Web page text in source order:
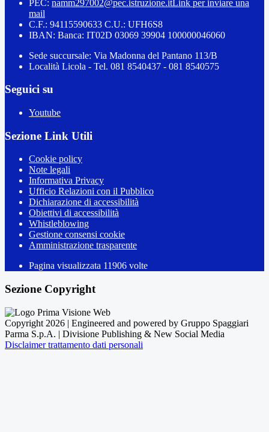
PEC: namm297002@pec.istruzione.itLink per inviare una
mail
C.F.: 94115590633 C.U.: UFH6S8
IBAN: Banca: IT02D 03069 39904 100000046060
Sede succursale: Via Madonna del Pantano 113/B
Località Licola - Tel. 081 8540437 - 081 8540575
Seguici su
Youtube
Sezione Link Utili
Cookie policy
Note legali
Informativa Privacy
Ufficio Relazioni con il Pubblico
Dichiarazione di accessibilità
Obiettivi di accessibilità
Whistleblowing
Gestione consensi cookie
Amministrazione trasparente
Pagina visualizzata 11906 volte
Sezione Copyright
Copyright 2026 | Engineered and powered by Gruppo Spaggiari
Parma S.p.A. | Divisione Publishing & New Social Media
Disclaimer trattamento dati personali